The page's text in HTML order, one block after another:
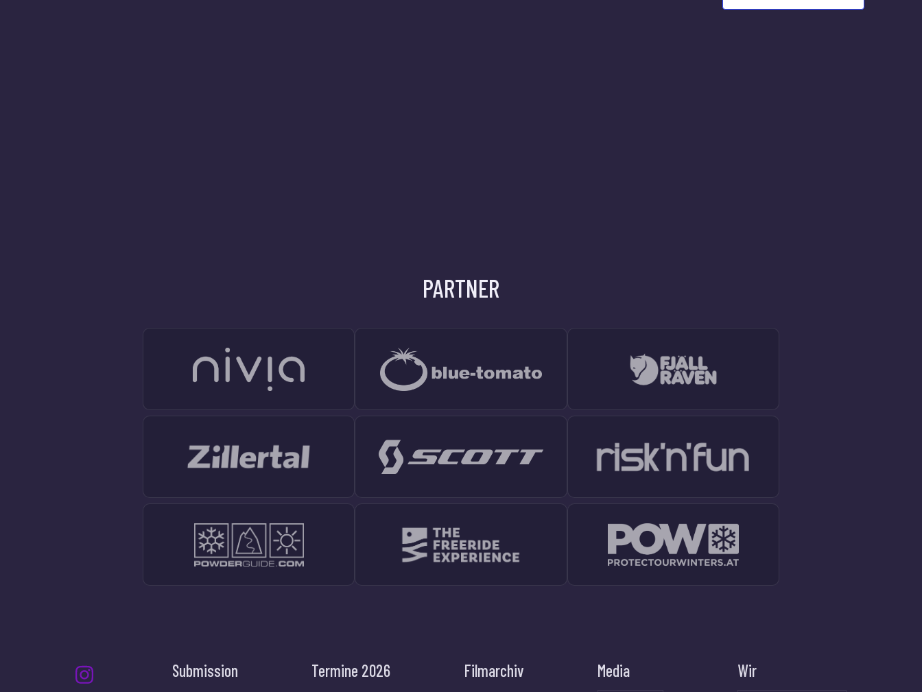
PARTNER
Submission Termine 2026 Filmarchiv
Media
Wir